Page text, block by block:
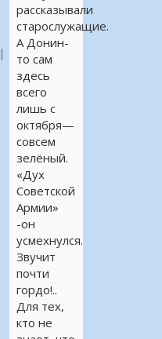
рассказывали
старослужащие.
А Донин-
то сам
здесь
всего
лишь с
октября—
совсем
зелёный.
«Дух
Советской
Армии»
-он
усмехнулся.
Звучит
почти
гордо!..
Для тех,
кто не
|